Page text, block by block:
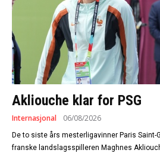
Akliouche klar for PSG
Internasjonal 06/08/2026
De to siste års mesterligavinner Paris Saint-
franske landslagsspilleren Maghnes